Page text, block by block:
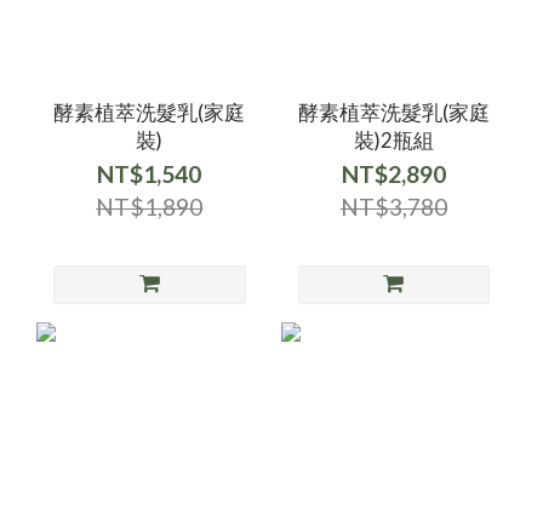
酵素植萃洗髮乳(家庭
裝)
NT$1,540
NT$1,890
酵素植萃洗髮乳(家庭
裝)2瓶組
NT$2,890
NT$3,780